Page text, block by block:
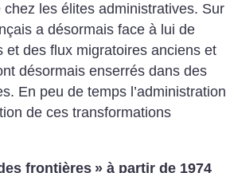
les élites administratives. Sur
a désormais face à lui de
et des flux migratoires anciens et
désormais enserrés dans des
En peu de temps l’administration
de ces transformations
frontières » à partir de 1974